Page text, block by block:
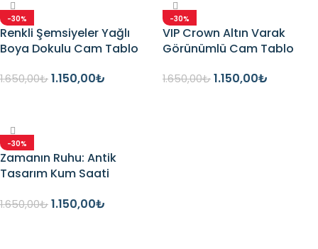
-30%
Renkli Şemsiyeler Yağlı
Boya Dokulu Cam Tablo
1.650,00₺ 1.150,00₺
-30%
VIP Crown Altın Varak
Görünümlü Cam Tablo
1.650,00₺ 1.150,00₺
-30%
Zamanın Ruhu: Antik
Tasarım Kum Saati
1.650,00₺ 1.150,00₺